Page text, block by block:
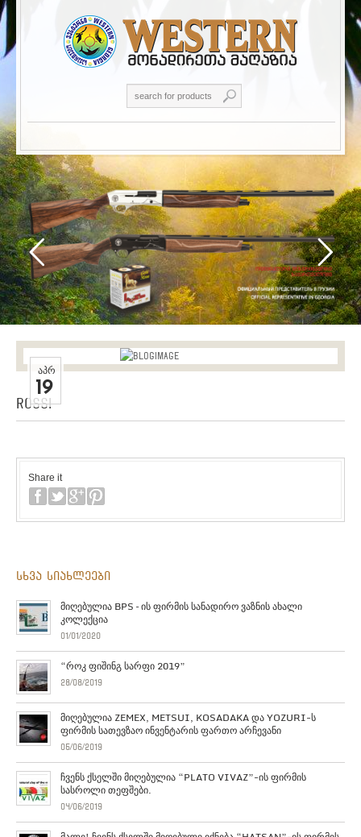
ᲐᲞᲠ
19
Rossi
Share it
სხვა სიახლეები
მიღებულია BPS – ის ფირმის სანადირო ვაზნის ახალი
კოლექცია
01/01/2020
“როკ ფიშინგ სარფი 2019”
28/08/2019
მიღებულია ZEMEX, METSUI, KOSADAKA და YOZURI-ს
ფირმის სათევზაო ინვენტარის ფართო არჩევანი
05/06/2019
ჩვენს ქსელში მიღებულია “PLATO VIVAZ”-ის ფირმის
სასროლი თეფშები.
04/06/2019